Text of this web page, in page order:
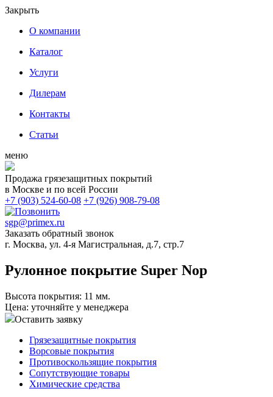
Закрыть
О компании
Каталог
Услуги
Дилерам
Контакты
Статьи
меню
Продажа грязезащитных покрытий
в Москве и по всей России
+7 (903) 524-60-08 +7 (926) 908-79-08
sgp@primex.ru
Заказать обратный звонок
г. Москва, ул. 4-я Магистральная, д.7, стр.7
Рулонное покрытие Super Nop
Высота покрытия: 11 мм.
Цена: уточняйте у менеджера
Оставить заявку
Грязезащитные покрытия
Ворсовые покрытия
Противоскользящие покрытия
Сопутствующие товары
Химические средства